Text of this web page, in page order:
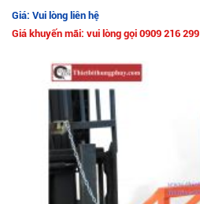
Giá: Vui lòng liên hệ
Giá khuyến mãi: vui lòng gọi 0909 216 299